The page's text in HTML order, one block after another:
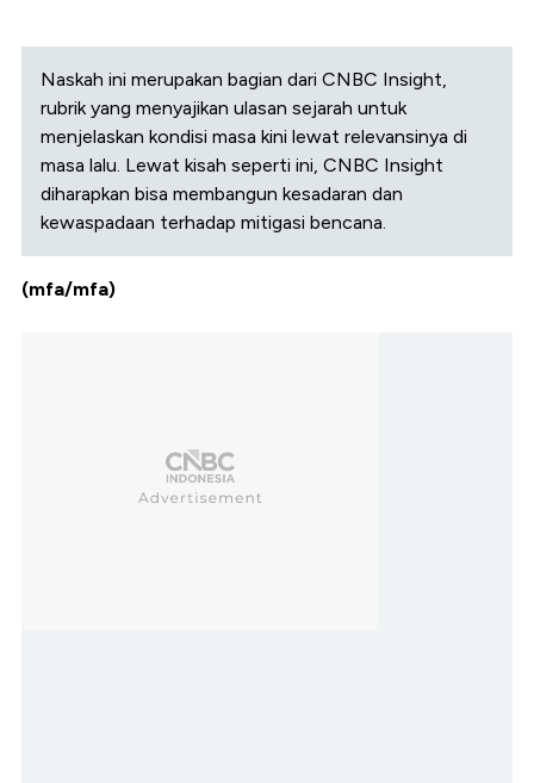
Naskah ini merupakan bagian dari CNBC Insight,
rubrik yang menyajikan ulasan sejarah untuk
menjelaskan kondisi masa kini lewat relevansinya di
masa lalu. Lewat kisah seperti ini, CNBC Insight
diharapkan bisa membangun kesadaran dan
kewaspadaan terhadap mitigasi bencana.
(mfa/mfa)